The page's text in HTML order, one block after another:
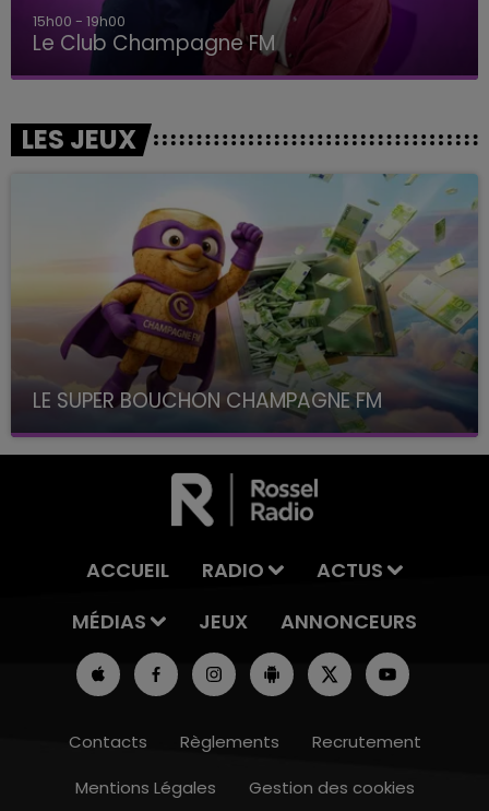
15h00 - 19h00
Le Club Champagne FM
LES JEUX
LE SUPER BOUCHON CHAMPAGNE FM
avec La Famille Champagne FM, à 8H10
ACCUEIL RADIO
ACTUS
MÉDIAS
JEUX ANNONCEURS
Contacts Règlements
Recrutement
Mentions Légales
Gestion des cookies